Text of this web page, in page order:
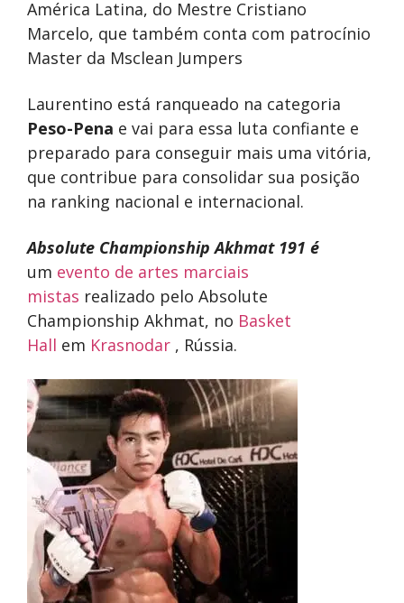
América Latina, do Mestre Cristiano
Marcelo, que também conta com patrocínio
Master da Msclean Jumpers
Laurentino está ranqueado na categoria
Peso-Pena e vai para essa luta confiante e
preparado para conseguir mais uma vitória,
que contribue para consolidar sua posição
na ranking nacional e internacional.
Absolute Championship Akhmat 191 é
um evento de artes marciais
mistas realizado pelo Absolute
Championship Akhmat, no Basket
Hall em Krasnodar , Rússia.